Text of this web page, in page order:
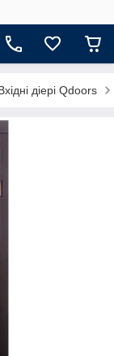
діері Qdoors